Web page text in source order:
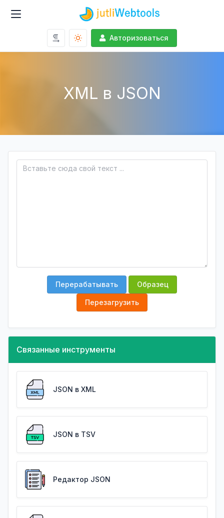
Авторизоваться
XML в JSON
Перерабатывать Образец
Перезагрузить
Связанные инструменты
JSON в XML
JSON в TSV
Редактор JSON